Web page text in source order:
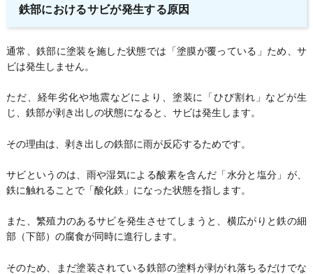
鉄部におけるサビが発生する原因
通常、鉄部に塗装を施した状態では「塗膜が覆っている」ため、サ
ビは発生しません。
ただ、経年劣化や地震などにより、塗装に「ひび割れ」などが生
じ、鉄部が剥き出しの状態になると、サビは発生します。
その理由は、剥き出しの鉄部に雨が反応するためです。
サビというのは、雨や湿気による酸素を含んだ「水分と塩分」が、
鉄に触れることで「酸化鉄」になった状態を指します。
また、繁殖力のあるサビを発生させてしまうと、横広がりと鉄の細
部（下部）の腐食が同時に進行します。
そのため、まだ塗装されている鉄部の塗料が剥がれ落ちるだけでな